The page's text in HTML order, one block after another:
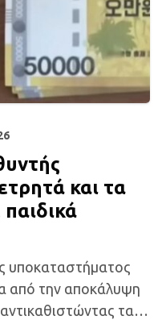
και τα
υποκαταστήματος
από την αποκάλυψη
τα